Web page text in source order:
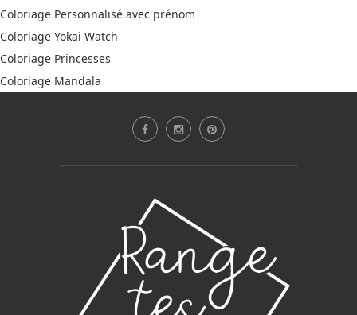
Coloriage Personnalisé avec prénom
Coloriage Yokai Watch
Coloriage Princesses
Coloriage Mandala